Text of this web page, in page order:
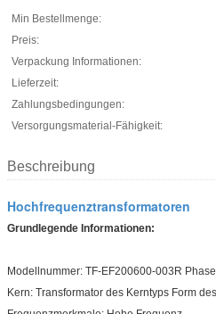
Min Bestellmenge:
Preis:
Verpackung Informationen:
Lieferzeit:
Zahlungsbedingungen:
Versorgungsmaterial-Fähigkeit:
Beschreibung
Hochfrequenztransformatoren
Grundlegende Informationen:
Modellnummer: TF-EF200600-003R
Kern: Transformator des Kerntyps Form